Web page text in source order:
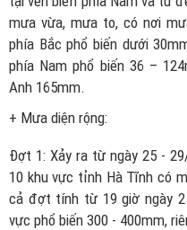
mưa vừa, mưa to, có nơi
phía Bắc phổ biến dưới
phía Nam phổ biến 36 –
Anh 165mm.
+ Mưa diện rộng:
Đợt 1: Xảy ra từ ngày 25 -
10 khu vực tỉnh Hà Tĩnh có
cả đợt tính từ 19 giờ ngày
vực phổ biến 300 - 400mm,